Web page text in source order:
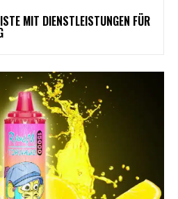
MIT DIENSTLEISTUNGEN FÜR